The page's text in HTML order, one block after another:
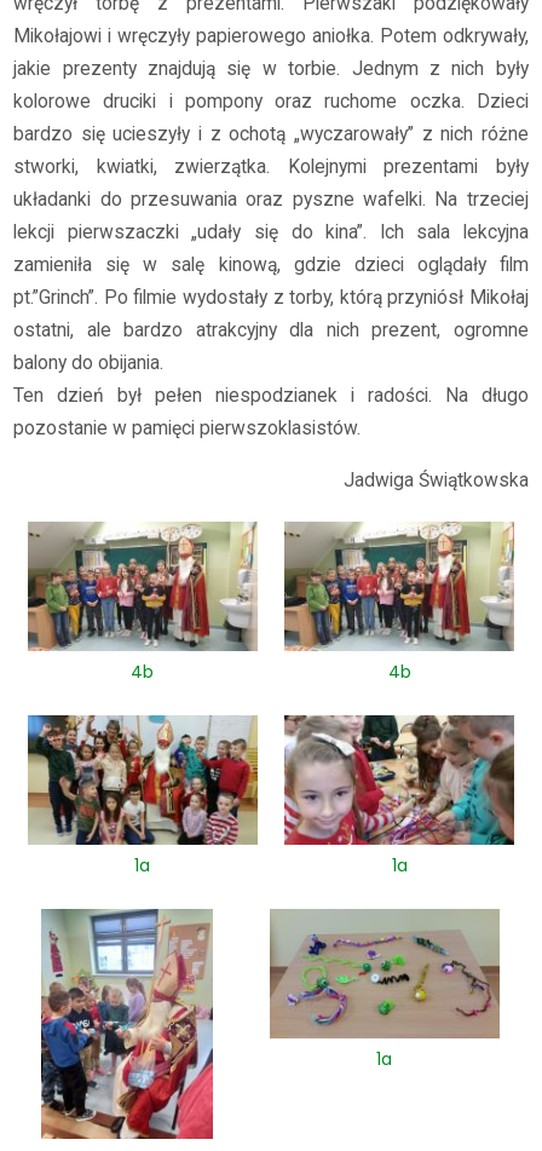
Mikołajowi i wręczyły papierowego aniołka. Potem odkrywały,
jakie prezenty znajdują się w torbie. Jednym z nich były
kolorowe druciki i pompony oraz ruchome oczka. Dzieci
bardzo się ucieszyły i z ochotą „wyczarowały” z nich różne
stworki, kwiatki, zwierzątka. Kolejnymi prezentami były
układanki do przesuwania oraz pyszne wafelki. Na trzeciej
lekcji pierwszaczki „udały się do kina”. Ich sala lekcyjna
zamieniła się w salę kinową, gdzie dzieci oglądały film
pt.”Grinch”. Po filmie wydostały z torby, którą przyniósł Mikołaj
ostatni, ale bardzo atrakcyjny dla nich prezent, ogromne
balony do obijania.
Ten dzień był pełen niespodzianek i radości. Na długo
pozostanie w pamięci pierwszoklasistów.
Jadwiga Świątkowska
4b 4b
1a 1a
1a